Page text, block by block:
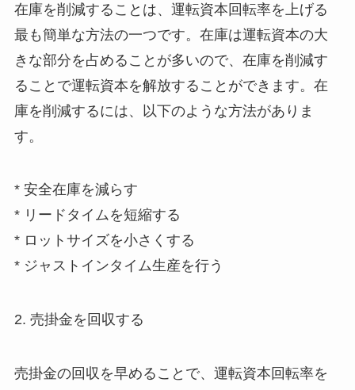
在庫を削減することは、運転資本回転率を上げる
最も簡単な方法の一つです。在庫は運転資本の大
きな部分を占めることが多いので、在庫を削減す
ることで運転資本を解放することができます。在
庫を削減するには、以下のような方法がありま
す。
* 安全在庫を減らす
* リードタイムを短縮する
* ロットサイズを小さくする
* ジャストインタイム生産を行う
2. 売掛金を回収する
売掛金の回収を早めることで、運転資本回転率を